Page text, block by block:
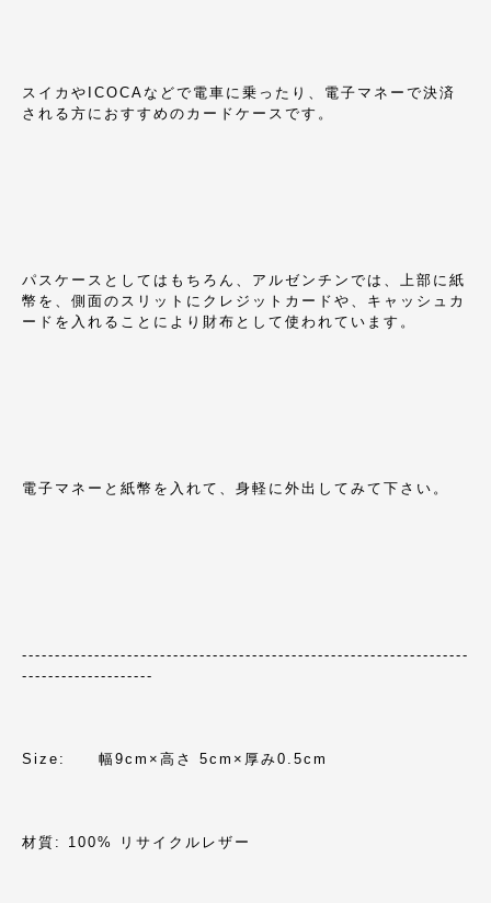
スイカやICOCAなどで電車に乗ったり、電子マネーで決済
される方におすすめのカードケースです。
パスケースとしてはもちろん、アルゼンチンでは、上部に紙
幣を、側面のスリットにクレジットカードや、キャッシュカ
ードを入れることにより財布として使われています。
電子マネーと紙幣を入れて、身軽に外出してみて下さい。
--------------------------------------------------------------------
--------------------
Size: 幅9cm×高さ 5cm×厚み0.5cm
材質: 100% リサイクルレザー